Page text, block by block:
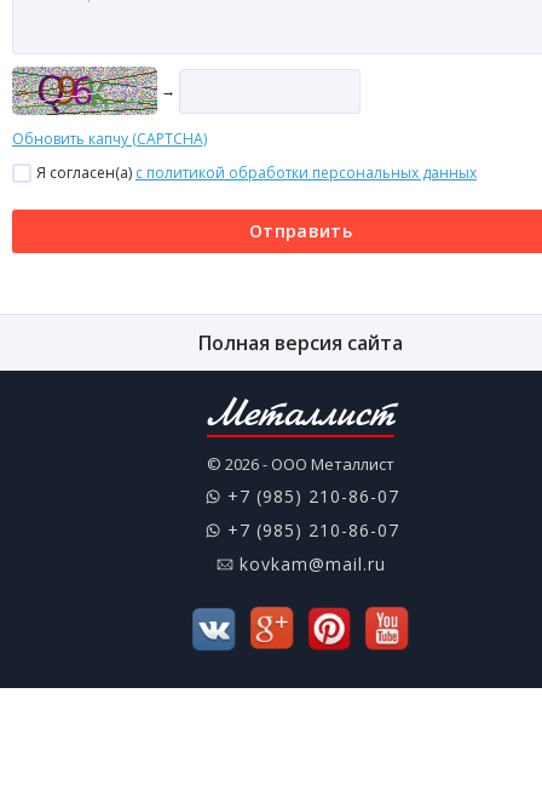
→
Обновить капчу (CAPTCHA)
Я согласен(a) с политикой обработки персональных данных
Отправить
Полная версия сайта
Металлист
© 2026 - ООО Металлист
+7 (985) 210-86-07
+7 (985) 210-86-07
kovkam@mail.ru